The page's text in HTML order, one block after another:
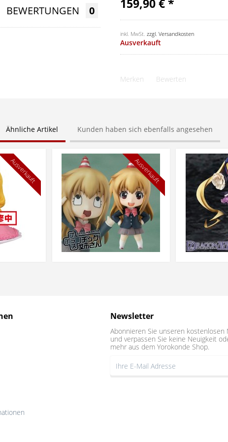
159,90 € *
inkl. MwSt. zzgl. Versandkosten
Ausverkauft
Merken Bewerten
BEWERTUNGEN 0
Ähnliche Artikel Kunden haben sich ebenfalls angesehen
Ausverkauft Ausverkauft
Newsletter
Abonnieren Sie unseren kostenlosen
und verpassen Sie keine Neuigkeit
mehr aus dem Yorokonde Shop.